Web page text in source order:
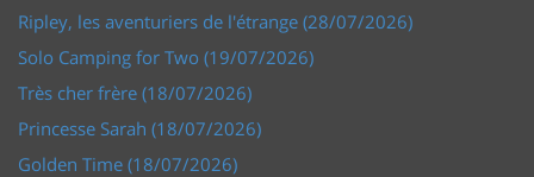
Ripley, les aventuriers de l'étrange (28/07/2026)
Solo Camping for Two (19/07/2026)
Très cher frère (18/07/2026)
Princesse Sarah (18/07/2026)
Golden Time (18/07/2026)